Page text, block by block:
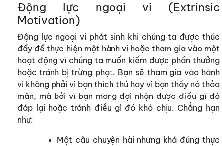
Động lực ngoại vi (Extrinsic
Motivation)
Động lực ngoại vi phát sinh khi chúng ta được thúc
đẩy để thực hiện một hành vi hoặc tham gia vào một
hoạt động vì chúng ta muốn kiếm được phần thưởng
hoặc tránh bị trừng phạt. Bạn sẽ tham gia vào hành
vi không phải vì bạn thích thú hay vì bạn thấy nó thỏa
mãn, mà bởi vì bạn mong đợi nhận được điều gì đó
đáp lại hoặc tránh điều gì đó khó chịu. Chẳng hạn
như:
Một câu chuyện hài nhưng khá đúng thực